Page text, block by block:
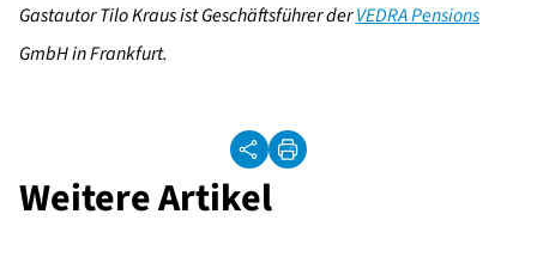
Gastautor Tilo Kraus ist Geschäftsführer derVEDRA Pensions
GmbH in Frankfurt.
Weitere Artikel